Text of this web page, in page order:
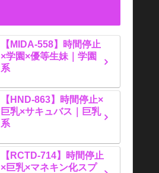
【MIDA-558】時間停止
×学園×優等生妹｜学園
系
【HND-863】時間停止×
巨乳×サキュバス｜巨乳
系
【RCTD-714】時間停止
×巨乳×マネキン化スプ